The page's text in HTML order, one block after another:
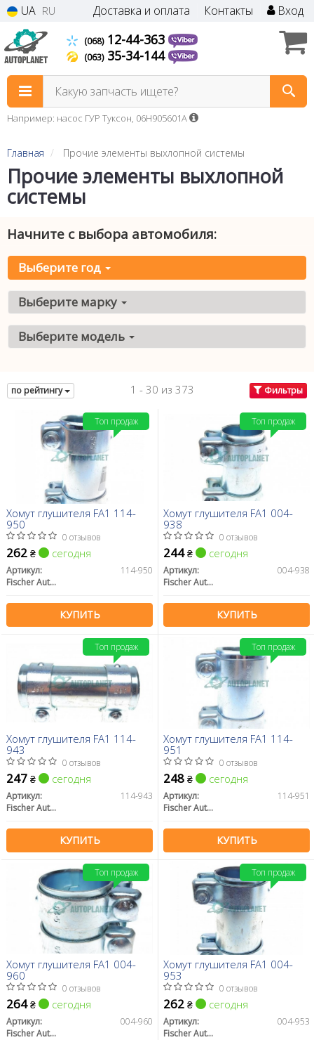
UA RU Доставка и оплата Контакты Вход
(068)12-44-363
(063)35-34-144
Какую запчасть ищете?
Например: насос ГУР Туксон, 06H905601A
Главная Прочие элементы выхлопной системы
Прочие элементы выхлопной
системы
Начните с выбора автомобиля:
Выберите год
Выберите марку
Выберите модель
по рейтингу 1 - 30 из 373 Фильтры
Хомут глушителя FA1 114-
950
0 отзывов
262 ₴ сегодня
Артикул:
114-950
Fischer Automotive One (FA1)
КУПИТЬ
Топ продаж
Хомут глушителя FA1 004-
938
0 отзывов
244₴ сегодня
Артикул:
004-938
Fischer Automotive One (FA1)
КУПИТЬ
Топ продаж
Хомут глушителя FA1 114-
943
0 отзывов
247 ₴ сегодня
Артикул:
114-943
Fischer Automotive One (FA1)
КУПИТЬ
Топ продаж
Хомут глушителя FA1 114-
951
0 отзывов
248 ₴ сегодня
Артикул:
114-951
Fischer Automotive One (FA1)
КУПИТЬ
Топ продаж
Хомут глушителя FA1 004-
960
0 отзывов
264₴ сегодня
Артикул:
004-960
Fischer Automotive One (FA1)
Топ продаж
Хомут глушителя FA1 004-
953
0 отзывов
262 ₴ сегодня
Артикул:
004-953
Fischer Automotive One (FA1)
Топ продаж